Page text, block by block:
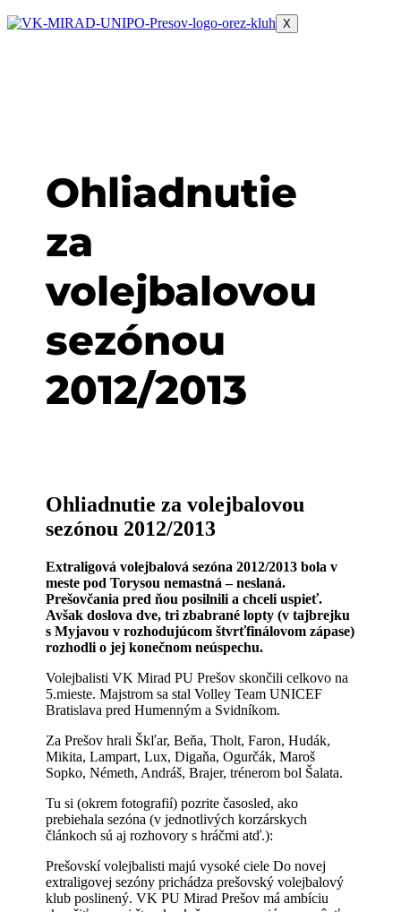
X
Ohliadnutie
za
volejbalovou
sezónou
2012/2013
Ohliadnutie za volejbalovou
sezónou 2012/2013
Extraligová volejbalová sezóna 2012/2013 bola v
meste pod Torysou nemastná – neslaná.
Prešovčania pred ňou posilnili a chceli uspieť.
Avšak doslova dve, tri zbabrané lopty (v tajbrejku
s Myjavou v rozhodujúcom štvrťfinálovom zápase)
rozhodli o jej konečnom neúspechu.
Volejbalisti VK Mirad PU Prešov skončili celkovo na
5.mieste. Majstrom sa stal Volley Team UNICEF
Bratislava pred Humenným a Svidníkom.
Za Prešov hrali Škľar, Beňa, Tholt, Faron, Hudák,
Mikita, Lampart, Lux, Digaňa, Ogurčák, Maroš
Sopko, Németh, Andráš, Brajer, trénerom bol Šalata.
Tu si (okrem fotografií) pozrite časosled, ako
prebiehala sezóna (v jednotlivých korzárskych
článkoch sú aj rozhovory s hráčmi atď.):
Prešovskí volejbalisti majú vysoké ciele Do novej
extraligovej sezóny prichádza prešovský volejbalový
klub poslinený. VK PU Mirad Prešov má ambíciu